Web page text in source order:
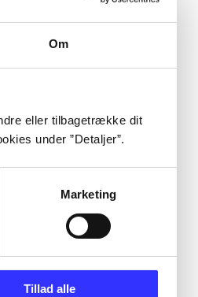
Om
eller tilbagetrække dit
under ”Detaljer”.
Marketing
Tillad alle